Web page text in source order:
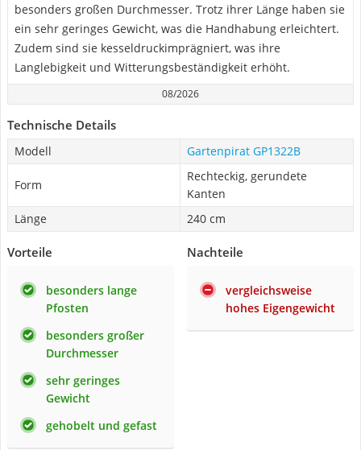
besonders großen Durchmesser. Trotz ihrer Länge haben sie
ein sehr geringes Gewicht, was die Handhabung erleichtert.
Zudem sind sie kesseldruckimprägniert, was ihre
Langlebigkeit und Witterungsbeständigkeit erhöht.
08/2026
Technische Details
Modell Gartenpirat GP1322B
Form
Rechteckig, gerundete
Kanten
Länge
240 cm
Vorteile
besonders lange
Pfosten
besonders großer
Durchmesser
sehr geringes
Gewicht
gehobelt und gefast
Nachteile
vergleichsweise
hohes Eigengewicht